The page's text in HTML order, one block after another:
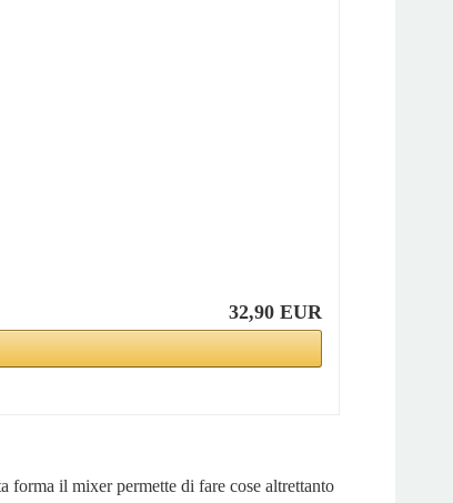
32,90 EUR
forma il mixer permette di fare cose altrettanto